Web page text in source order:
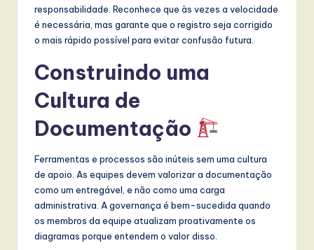
responsabilidade. Reconhece que às vezes a velocidade
é necessária, mas garante que o registro seja corrigido
o mais rápido possível para evitar confusão futura.
Construindo uma
Cultura de
Documentação
Ferramentas e processos são inúteis sem uma cultura
de apoio. As equipes devem valorizar a documentação
como um entregável, e não como uma carga
administrativa. A governança é bem-sucedida quando
os membros da equipe atualizam proativamente os
diagramas porque entendem o valor disso.